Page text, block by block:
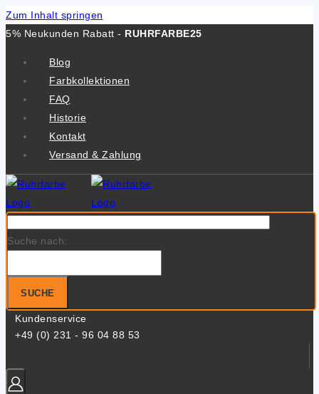
Zum Inhalt springen
5% Neukunden Rabatt - RUHRFARBE25
Blog
Farbkollektionen
FAQ
Historie
Kontakt
Versand & Zahlung
Suche nach:
SUCHE
Kundenservice
+49 (0) 231 - 96 04 88 53